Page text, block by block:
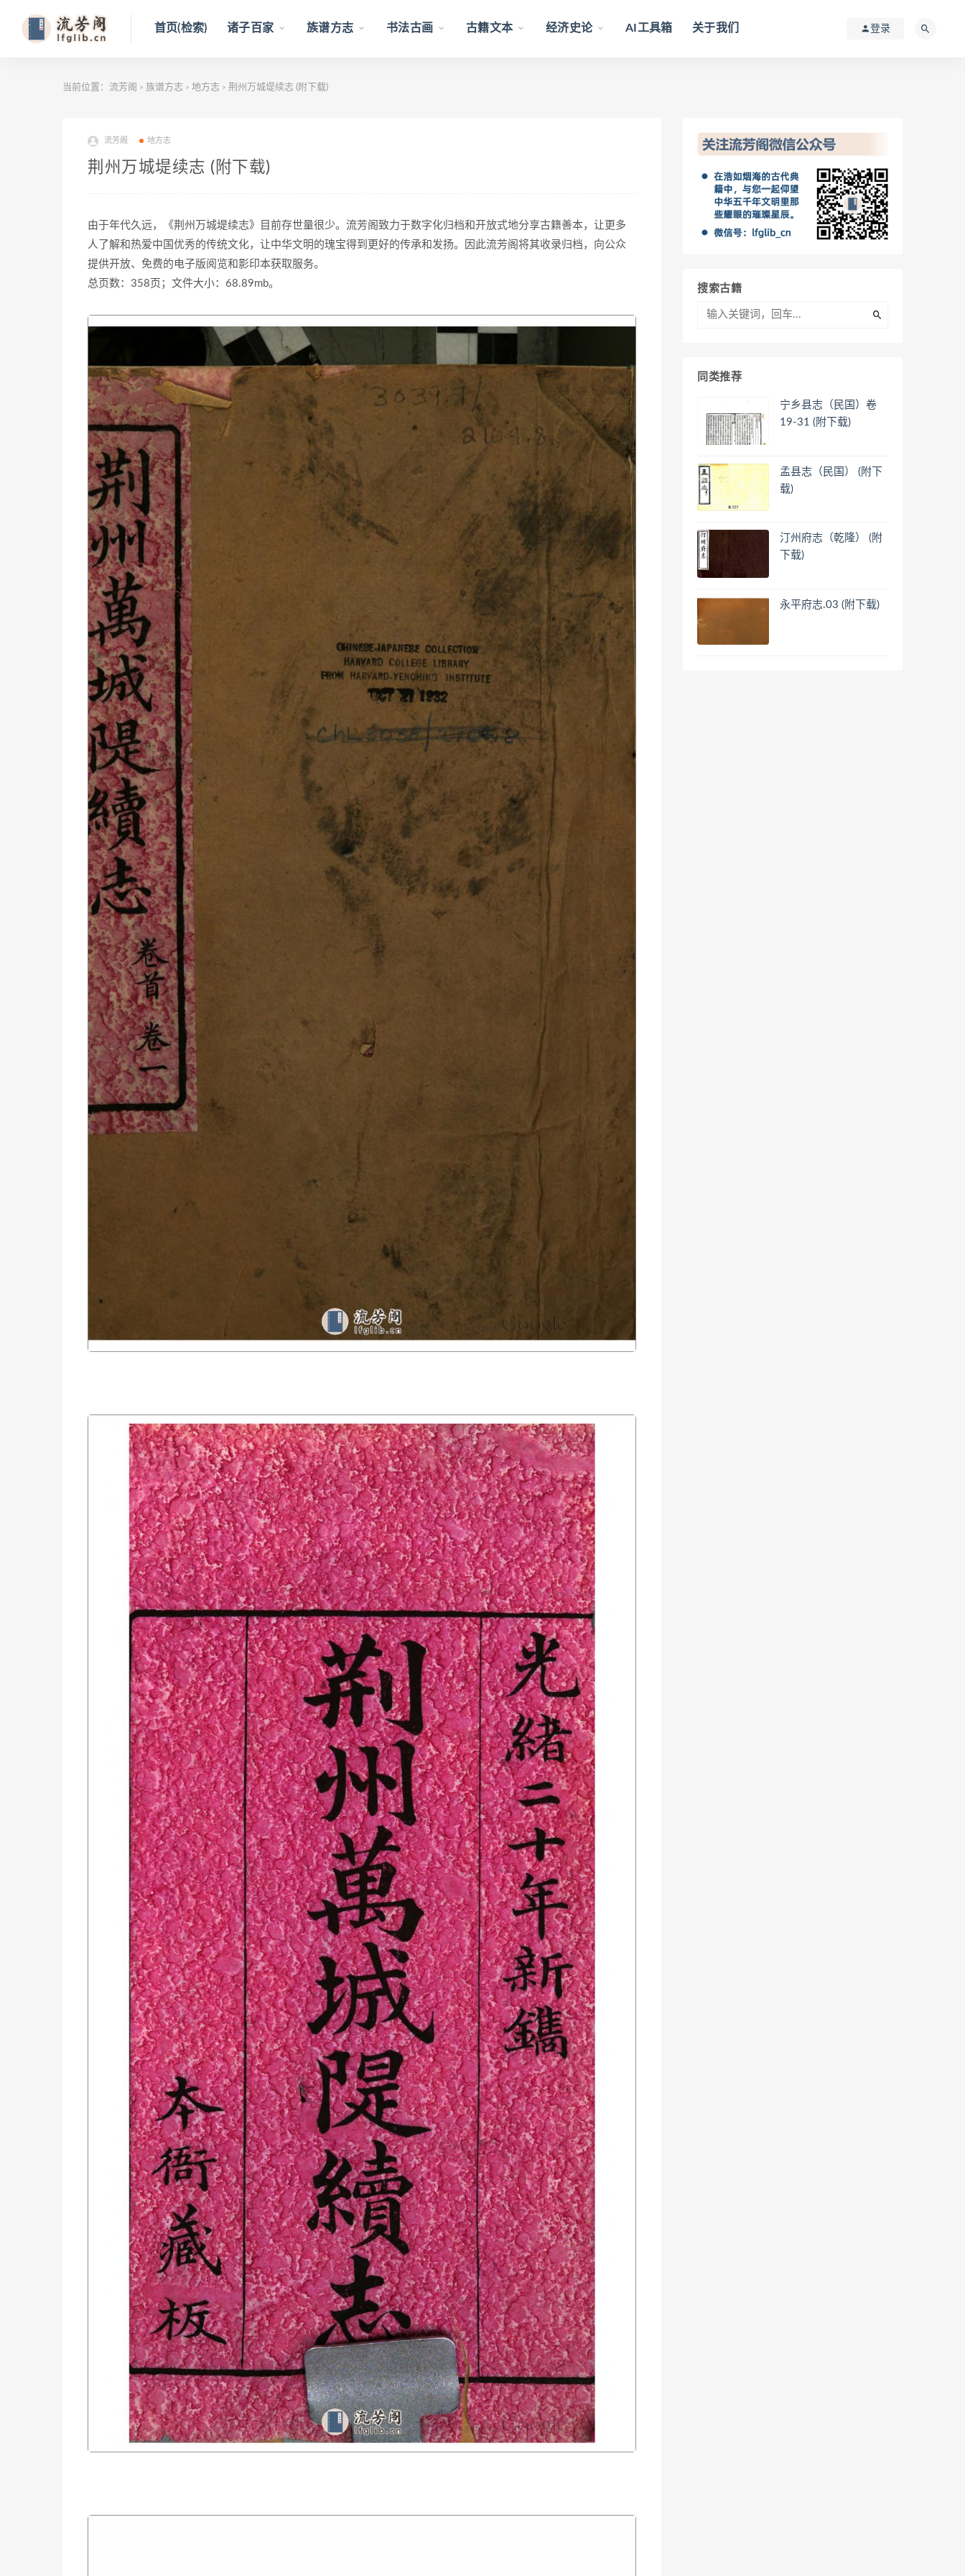
首页(检索) 诸子百家 族谱方志 书法古画 古籍文本 经济史论 AI工具箱 关于我们 登录
当前位置： 流芳阁 > 族谱方志 > 地方志 > 荆州万城堤续志 (附下载)
流芳阁 地方志
荆州万城堤续志 (附下载)
由于年代久远，《荆州万城堤续志》目前存世量很少。流芳阁致力于数字化归档和开放式地分享古籍善本，让更多
人了解和热爱中国优秀的传统文化，让中华文明的瑰宝得到更好的传承和发扬。因此流芳阁将其收录归档，向公众
提供开放、免费的电子版阅览和影印本获取服务。
总页数：358页；文件大小：68.89mb。
搜索古籍
同类推荐
宁乡县志（民国）卷
19-31 (附下载)
孟县志（民国） (附下
载)
汀州府志（乾隆） (附
下载)
永平府志.03 (附下载)